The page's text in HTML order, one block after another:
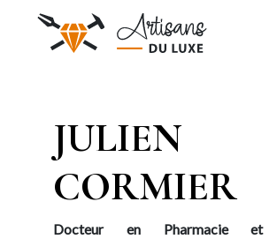
JULIEN
CORMIER
Docteur en Pharmacie et